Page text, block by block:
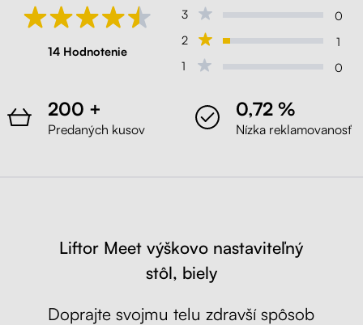
14 Hodnotenie
3
0
2
1
1
0
200 +
Predaných kusov
0,72 %
Nízka reklamovanosť
Liftor Meet výškovo nastaviteľný
stôl, biely
Doprajte svojmu telu zdravší spôsob